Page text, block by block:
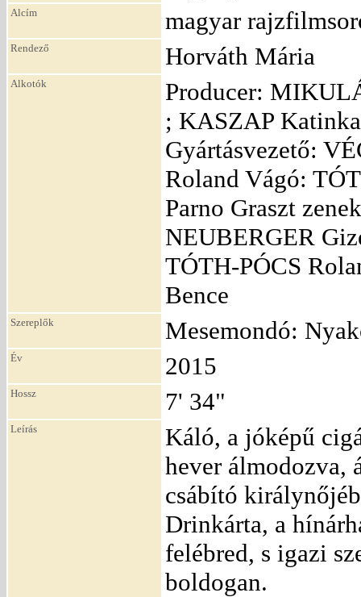
Alcím magyar
Rendező Horváth Mária
Alkotók
Producer:
; KASZAP
Gyártásvezető:
Roland Vágó:
Parno Graszt
NEUBERGER
TÓTH-PÓCS
Bence
Szereplők Mesemondó:
Év 2015
Hossz 7' 34"
Leírás
Káló, a jóképű
hever álmodozva,
csábító
Drinkárta, a
felébred, s igazi
boldogan.